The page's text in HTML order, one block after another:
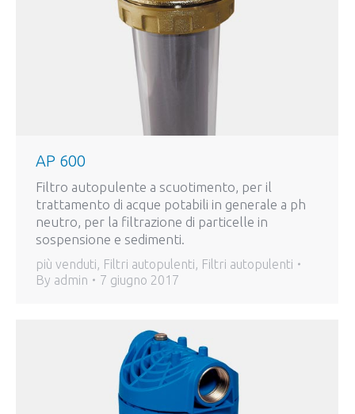
AP 600
Filtro autopulente a scuotimento, per il
trattamento di acque potabili in generale a ph
neutro, per la filtrazione di particelle in
sospensione e sedimenti.
più venduti, Filtri autopulenti, Filtri autopulenti
By admin 7 giugno 2017